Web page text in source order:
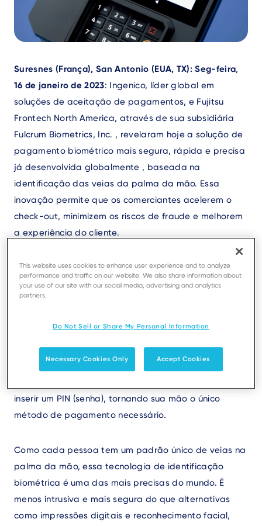
Text
Suresnes (França), San Antonio (EUA, TX): Seg-feira,
16 de janeiro de 2023: Ingenico, líder global em
soluções de aceitação de pagamentos, e Fujitsu
Frontech North America, através de sua subsidiária
Fulcrum Biometrics, Inc. , revelaram hoje a solução de
pagamento biométrico mais segura, rápida e precisa
já desenvolvida globalmente , baseada na
identificação das veias da palma da mão. Essa
inovação permite que os comerciantes acelerem o
check-out, minimizem os riscos de fraude e melhorem
a experiência do cliente.
A solução permite pagamentos sem contato, reduz
filas e transforma a jornada do cliente nas lojas.
Projetada na linha AXIUM, terminais de pagamento
consumidores se identifiquem e autentiquem seus
pagamentos simplesmente movendo a palma de uma
mão sobre um sensor de infravermelho (NIR). Não há
inserir um PIN (senha), tornando sua mão o único
método de pagamento necessário.
Como cada pessoa tem um padrão único de veias na
palma da mão, essa tecnologia de identificação
biométrica é uma das mais precisas do mundo. É
menos intrusiva e mais segura do que alternativas
como impressões digitais e reconhecimento facial,
This website uses cookies to enhance user experience and to analyze
performance and traffic on our website. We also share information about
your use of our site with our social media, advertising and analytics
partners.
Do Not Sell or Share My Personal Information
Necessary Cookies Only Accept Cookies